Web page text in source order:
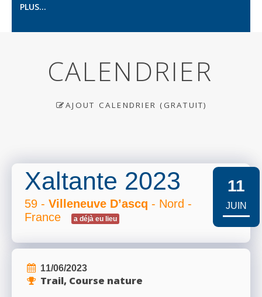
PLUS...
CALENDRIER
AJOUT CALENDRIER (GRATUIT)
Xaltante 2023
59 - Villeneuve D’ascq - Nord -
France
a déjà eu lieu
11
JUIN
11/06/2023
Trail, Course nature